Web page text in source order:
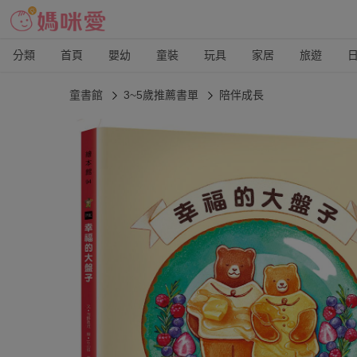
分類 首頁 嬰幼 童裝 玩具 家居 旅遊
童書館 3~5歲推薦書單 陪伴成長